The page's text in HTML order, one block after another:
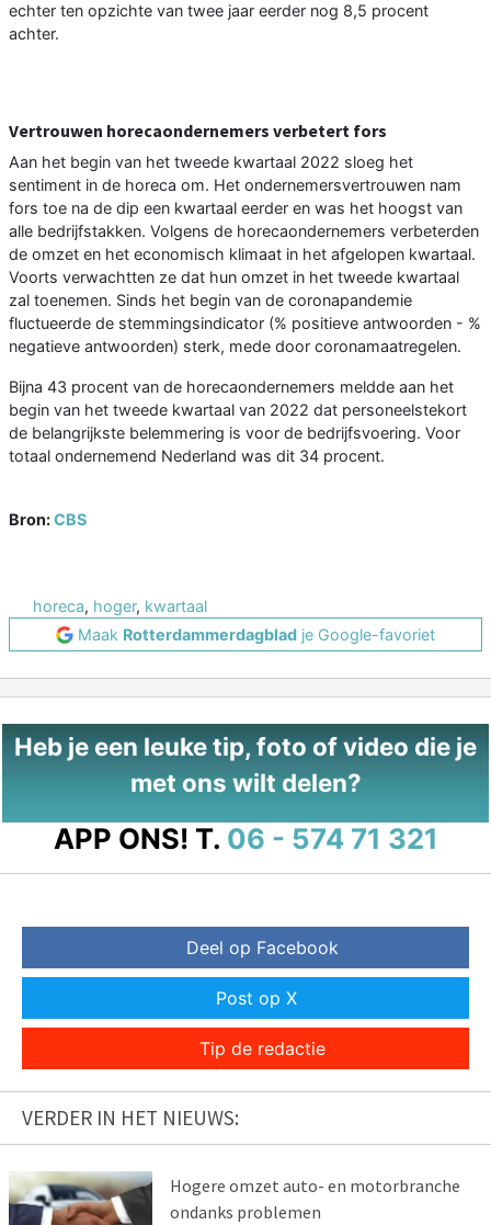
echter ten opzichte van twee jaar eerder nog 8,5 procent
achter.
Vertrouwen horecaondernemers verbetert fors
Aan het begin van het tweede kwartaal 2022 sloeg het
sentiment in de horeca om. Het ondernemersvertrouwen nam
fors toe na de dip een kwartaal eerder en was het hoogst van
alle bedrijfstakken. Volgens de horecaondernemers verbeterden
de omzet en het economisch klimaat in het afgelopen kwartaal.
Voorts verwachtten ze dat hun omzet in het tweede kwartaal
zal toenemen. Sinds het begin van de coronapandemie
fluctueerde de stemmingsindicator (% positieve antwoorden - %
negatieve antwoorden) sterk, mede door coronamaatregelen.
Bijna 43 procent van de horecaondernemers meldde aan het
begin van het tweede kwartaal van 2022 dat personeelstekort
de belangrijkste belemmering is voor de bedrijfsvoering. Voor
totaal ondernemend Nederland was dit 34 procent.
Bron:CBS
horeca, hoger, kwartaal
Maak Rotterdammerdagblad je Google-favoriet
Heb je een leuke tip, foto of video die je
met ons wilt delen?
APP ONS! T. 06 - 574 71 321
Deel op Facebook
Post op X
Tip de redactie
VERDER IN HET NIEUWS:
Hogere omzet auto- en motorbranche
ondanks problemen